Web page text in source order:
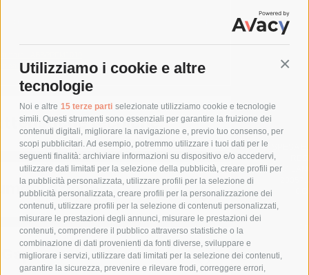
Utilizziamo i cookie e altre
tecnologie
Noi e altre 15 terze parti selezionate utilizziamo cookie e tecnologie
simili. Questi strumenti sono essenziali per garantire la fruizione dei
contenuti digitali, migliorare la navigazione e, previo tuo consenso, per
scopi pubblicitari. Ad esempio, potremmo utilizzare i tuoi dati per le
seguenti finalità: archiviare informazioni su dispositivo e/o accedervi,
utilizzare dati limitati per la selezione della pubblicità, creare profili per
la pubblicità personalizzata, utilizzare profili per la selezione di
pubblicità personalizzata, creare profili per la personalizzazione dei
contenuti, utilizzare profili per la selezione di contenuti personalizzati,
misurare le prestazioni degli annunci, misurare le prestazioni dei
contenuti, comprendere il pubblico attraverso statistiche o la
combinazione di dati provenienti da fonti diverse, sviluppare e
migliorare i servizi, utilizzare dati limitati per la selezione dei contenuti,
garantire la sicurezza, prevenire e rilevare frodi, correggere errori,
WEB
tecniche